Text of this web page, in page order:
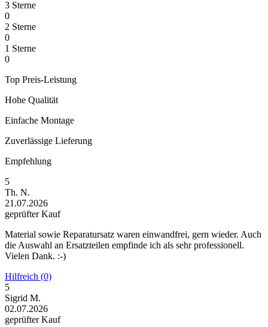
3 Sterne
0
2 Sterne
0
1 Sterne
0
Top Preis-Leistung
Hohe Qualität
Einfache Montage
Zuverlässige Lieferung
Empfehlung
5
Th. N.
21.07.2026
geprüfter Kauf
Material sowie Reparatursatz waren einwandfrei, gern wieder. Auch
die Auswahl an Ersatzteilen empfinde ich als sehr professionell.
Vielen Dank. :-)
Hilfreich (0)
5
Sigrid M.
02.07.2026
geprüfter Kauf